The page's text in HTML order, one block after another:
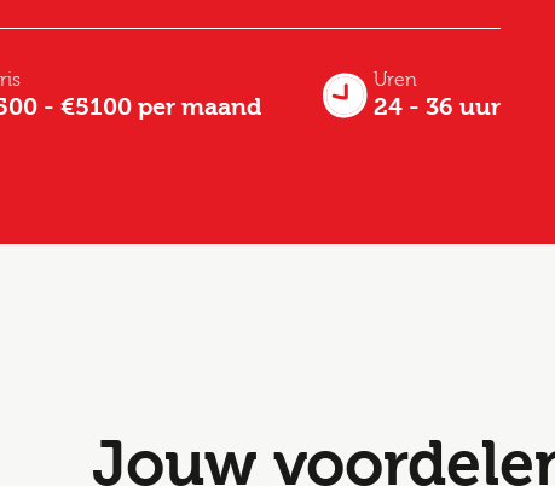
- €5100 per maand
Uren
24 - 36 uur
Jouw